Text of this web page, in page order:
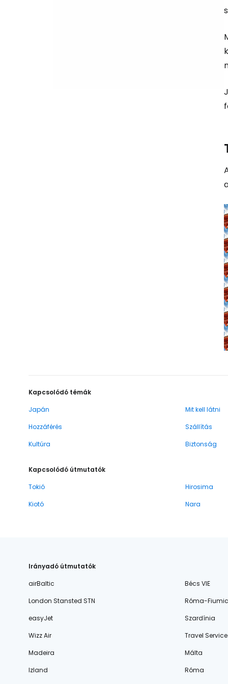
Kapcsolódó témák
Japán
Mit kell látni
Hozzáférés
Szállítás
Kultúra
Biztonság
Kapcsolódó útmutatók
Tokió
Hirosima
Kiotó
Nara
Irányadó útmutatók
airBaltic
Bécs VIE
London Stansted STN
Róma-
easyJet
Szardínia
Wizz Air
Travel Service
Madeira
Málta
Izland
Róma